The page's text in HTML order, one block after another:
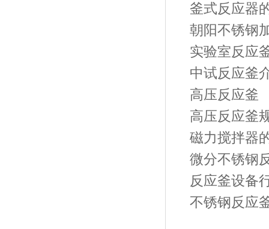
釜式反应器
朝阳不锈钢
实验室反应
中试反应釜
高压反应釜
高压反应釜
磁力搅拌器
微分不锈钢
反应釜设备
不锈钢反应